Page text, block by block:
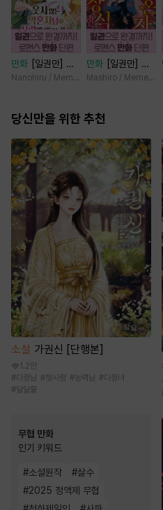
만화
[일권만] 웃
지 않는 약혼자님
습니다 [단행본]
Nanohiru / Memeko
만화
[일권만] 실
례지만 약혼자님,
Mashiro / Memeko
당신만을 위한 추천
소설 가권신 [단행본]
1.2만
#다정남 #첫사랑 #능력남 #다정녀
#달달물
무협 만화
인기 키워드
#소설원작 #살수
#2025 정액제 무협